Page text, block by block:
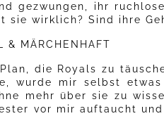
gezwungen, ihr
sie wirklich? Sind ihre
& MÄRCHENHAFT
die Royals zu
wurde mir selbst
mehr über sie zu
vor mir auftaucht